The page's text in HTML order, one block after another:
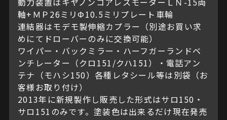
軸+ＭＰ26ミリΦ10.5ミリプレート車輪
連結器はモデモ製伸縮カプラー（別途お買い求
めにてドローバーのみに交換可能）
ワイパー・バックミラー・ハーフガーランドベ
ンチレーター（クロ151/クハ151）・電話アン
テナ（モハシ150）各種レタシール等は別袋（お
客様お取り付け）
2013年に新規製作し販売した形式はサロ150・
サロ151のみです。塗装色は出来るだけ現在発売